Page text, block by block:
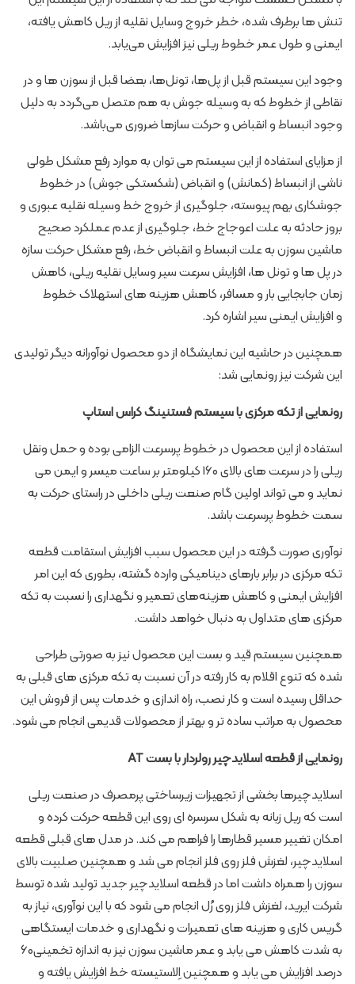
تنش ها برطرف شده، خطر خروج وسایل نقلیه از ریل کاهش یافته،
ایمنی و طول عمر خطوط ریلی نیز افزایش می‌یابد.
وجود این سیستم قبل از پل‌ها، تونل‌ها، بعضا قبل از سوزن ها و در
نقاطی از خطوط که به وسیله جوش به هم متصل می‌گردد به دلیل
وجود انبساط و انقباض و حرکت سازها ضروری می‌باشد.
از مزایای استفاده از این سیستم می توان به موارد رفع مشکل طولی
ناشی از انبساط (کمانش) و انقباض (شکستکی جوش) در خطوط
جوشکاری بهم پیوسته، جلوگیری از خروج خط وسیله نقلیه عبوری و
بروز حادثه به علت اعوجاج خط، جلوگیری از عدم عملکرد صحیح
ماشین سوزن به علت انبساط و انقباض خط، رفع مشکل حرکت سازه
در پل ها و تونل ها، افزایش سرعت سیر وسایل نقلیه ریلی، کاهش
زمان جابجایی بار و مسافر، کاهش هزینه های استهلاک خطوط
و افزایش ایمنی سیر اشاره کرد.
همچنین در حاشیه این نمایشگاه از دو محصول نوآورانه دیگر تولیدی
این شرکت نیز رونمایی شد:
رونمایی از تکه مرکزی با سیستم فستنینگ کراس استاپ
استفاده از این محصول در خطوط پرسرعت الزامی بوده و حمل ونقل
ریلی را در سرعت های بالای 1۶۰ کیلومتر بر ساعت میسر و ایمن می
نماید و می تواند اولین گام صنعت ریلی داخلی در راستای حرکت به
سمت خطوط پرسرعت باشد.
نوآوری صورت گرفته در این محصول سبب افزایش استقامت قطعه
تکه مرکزی در برابر بارهای دینامیکی وارده گشته، بطوری که این امر
افزایش ایمنی و کاهش هزینه‌های تعمیر و نگهداری را نسبت به تکه
مرکزی های متداول به دنبال خواهد داشت.
همچنین سیستم قید و بست این محصول نیز به صورتی طراحی
شده که تنوع اقلام به کار رفته در آن نسبت به تکه مرکزی های قبلی به
حداقل رسیده است و کار نصب، راه اندازی و خدمات پس از فروش این
محصول به مراتب ساده تر و بهتر از محصولات قدیمی انجام می شود.
رونمایی از قطعه اسلایدچیر رولردار با بست AT
اسلایدچیرها بخشی از تجهیزات زیرساختی پرمصرف در صنعت ریلی
است که ریل زبانه به شکل سرسره ای روی این قطعه حرکت کرده و
امکان تغییر مسیر قطارها را فراهم می کند. در مدل های قبلی قطعه
اسلایدچیر، لغزش فلز روی فلز انجام می شد و همچنین صلبیت بالای
سوزن را همراه داشت اما در قطعه اسلایدچیر جدید تولید شده توسط
شرکت ایرید، لغزش فلز روی رُل انجام می شود که با این نوآوری، نیاز به
گریس کاری و هزینه های تعمیرات و نگهداری و خدمات ایستگاهی
به شدت کاهش می یابد و عمر ماشین سوزن نیز به اندازه تخمینی60
درصد افزایش می یابد و همچنین اِلاستیسته خط افزایش یافته و